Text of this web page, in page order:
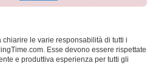
le varie responsabilità di tutti i
Esse devono essere rispettate
e produttiva esperienza per tutti gli